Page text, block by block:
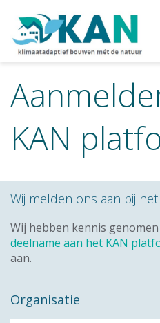
KAN
Wij melden ons aan bij
Wij hebben kennis genomen
deelname aan het KAN
aan.
Organisatie